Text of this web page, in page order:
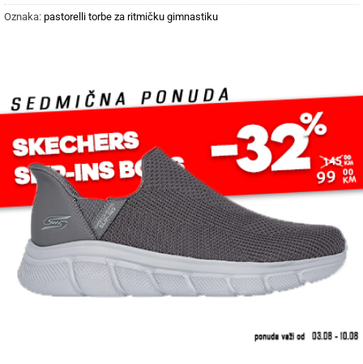
Oznaka: pastorelli torbe za ritmičku gimnastiku